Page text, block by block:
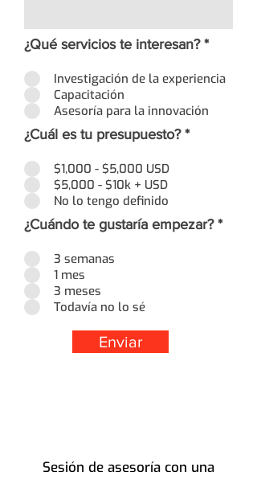
¿Qué servicios te interesan? *
Investigación de la experiencia
Capacitación
Asesoría para la innovación
¿Cuál es tu presupuesto? *
$1,000 - $5,000 USD
$5,000 - $10k + USD
No lo tengo definido
¿Cuándo te gustaría empezar? *
3 semanas
1 mes
3 meses
Todavía no lo sé
Enviar
Sesión de asesoría con una